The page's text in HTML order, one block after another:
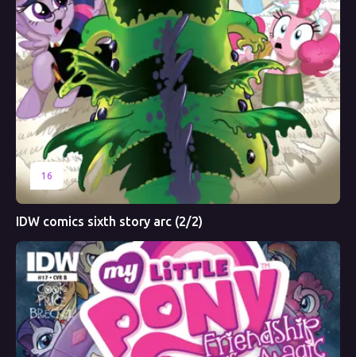
16
IDW comics sixth story arc (2/2)